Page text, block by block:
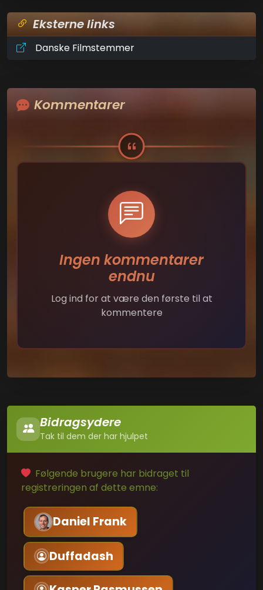
Eksterne links
Danske Filmstemmer
Kommentarer
Ingen kommentarer
endnu
Log ind for at være den første til at
kommentere
Bidragsydere
Tak til dem der har hjulpet
Følgende brugere har bidraget til
registreringen af dette emne:
Daniel Frank
Duffadash